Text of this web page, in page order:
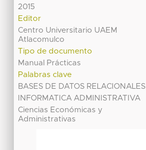
2015
Editor
Centro Universitario UAEM
Atlacomulco
Tipo de documento
Manual Prácticas
Palabras clave
BASES DE DATOS RELACIONALES
INFORMATICA ADMINISTRATIVA
Ciencias Económicas y
Administrativas